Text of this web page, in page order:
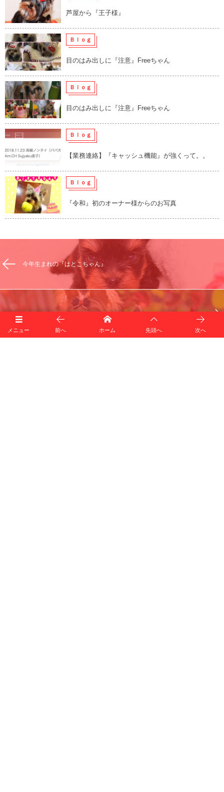
芦屋から『王子様』
Ｂｌｏｇ
目のはみ出しに『注意』Freeちゃん
Ｂｌｏｇ
目のはみ出しに『注意』Freeちゃん
Ｂｌｏｇ
【業務連絡】『キャッシュ機能』が強くって。。
Ｂｌｏｇ
『令和』初のオーナー様からのお写真
今年生まれの『はとこちゃん』
中国インター『Rock』キャシブ1枚目
メニュー 前へ ホーム 先頭へ 次へ